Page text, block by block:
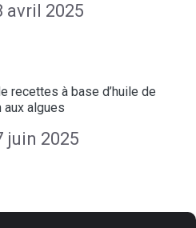
avril 2025
recettes à base d’huile de
aux algues
juin 2025